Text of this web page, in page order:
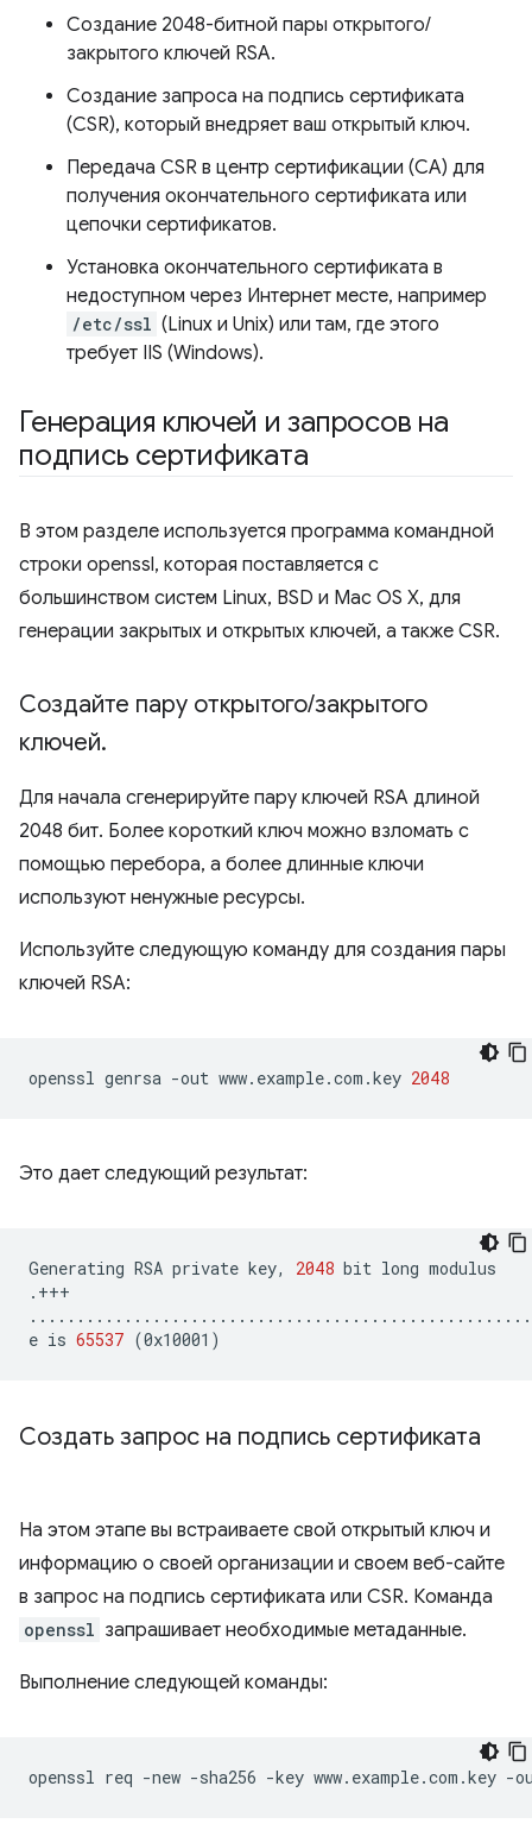
Создание 2048-битной пары открытого/
закрытого ключей RSA.
Создание запроса на подпись сертификата
(CSR), который внедряет ваш открытый ключ.
Передача CSR в центр сертификации (CA) для
получения окончательного сертификата или
цепочки сертификатов.
Установка окончательного сертификата в
недоступном через Интернет месте, например
/etc/ssl (Linux и Unix) или там, где этого
требует IIS (Windows).
Генерация ключей и запросов на
подпись сертификата
В этом разделе используется программа командной
строки openssl, которая поставляется с
большинством систем Linux, BSD и Mac OS X, для
генерации закрытых и открытых ключей, а также CSR.
Создайте пару открытого/закрытого
ключей.
Для начала сгенерируйте пару ключей RSA длиной
2048 бит. Более короткий ключ можно взломать с
помощью перебора, а более длинные ключи
используют ненужные ресурсы.
Используйте следующую команду для создания пары
ключей RSA:
openssl genrsa -out www.example.com.key 2048
Это дает следующий результат:
Generating RSA private key, 2048 bit long modulus
.+++
e is 65537 (0x10001 )
Создать запрос на подпись сертификата
На этом этапе вы встраиваете свой открытый ключ и
информацию о своей организации и своем веб-сайте
в запрос на подпись сертификата или CSR. Команда
openssl запрашивает необходимые метаданные.
Выполнение следующей команды:
openssl req -new -sha256 -key www.example.com.key -